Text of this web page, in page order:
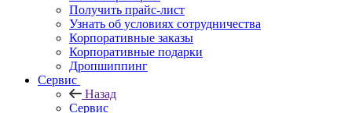
Получить прайс-лист
Узнать об условиях сотрудничества
Корпоративные заказы
Корпоративные подарки
Дропшиппинг
Сервис
Назад
Сервис